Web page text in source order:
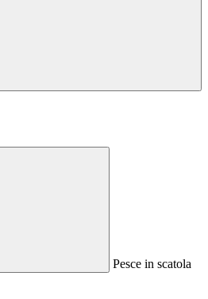
Pesce in scatola